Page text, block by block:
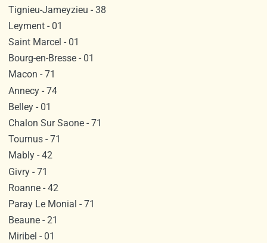
Tignieu-Jameyzieu - 38
Leyment - 01
Saint Marcel - 01
Bourg-en-Bresse - 01
Macon - 71
Annecy - 74
Belley - 01
Chalon Sur Saone - 71
Tournus - 71
Mably - 42
Givry - 71
Roanne - 42
Paray Le Monial - 71
Beaune - 21
Miribel - 01